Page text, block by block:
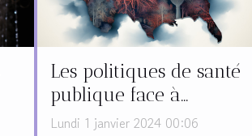
Les politiques de santé
publique face à
l'apnée du sommeil
Lundi 1 janvier 2024 00:06